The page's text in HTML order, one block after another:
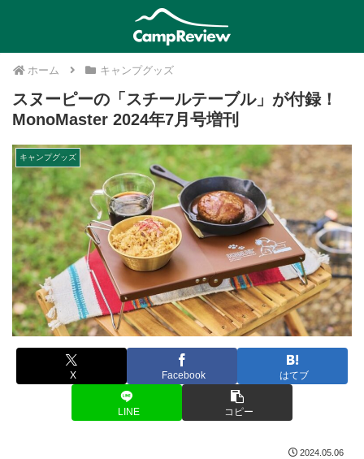
ホーム キャンプグッズ
スヌーピーの「スチールテーブル」が付録！
MonoMaster 2024年7月号増刊
キャンプグッズ
X Facebook はてブ
LINE コピー
2024.05.06